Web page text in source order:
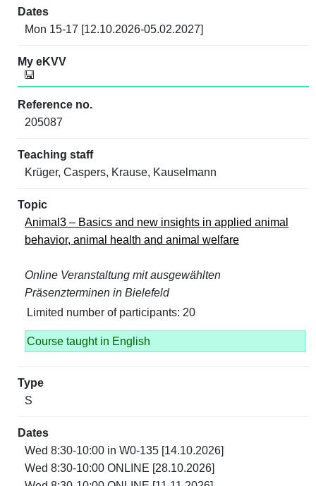
Mon 15-17 [12.10.2026-05.02.2027]
205087
Krüger, Caspers, Krause, Kauselmann
Animal3 – Basics and new insights in applied animal
behavior, animal health and animal welfare
Online Veranstaltung mit ausgewählten
Präsenzterminen in Bielefeld
Limited number of participants: 20
Course taught in English
S
Wed 8:30-10:00 in W0-135 [14.10.2026]
Wed 8:30-10:00 ONLINE [28.10.2026]